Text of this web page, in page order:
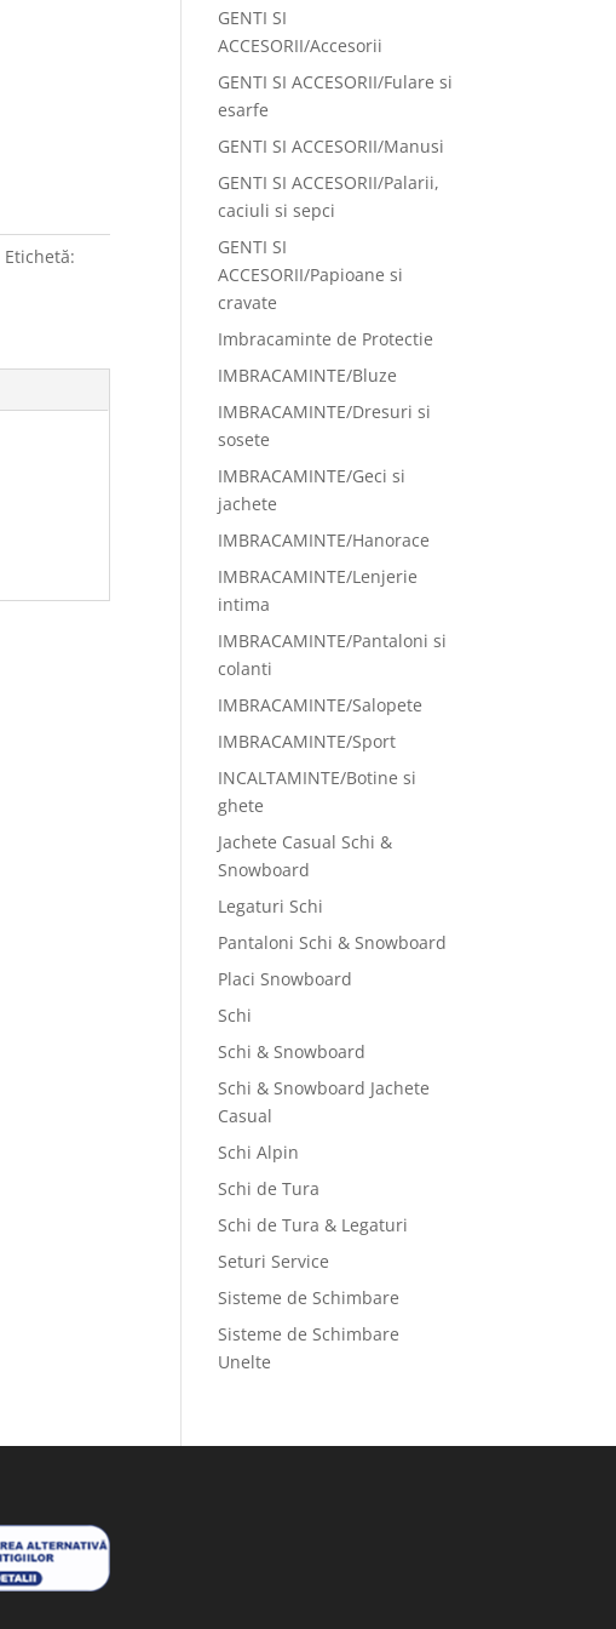
Etichetă:
GENTI SI
ACCESORII/Accesorii
GENTI SI ACCESORII/Fulare si
esarfe
GENTI SI ACCESORII/Manusi
GENTI SI ACCESORII/Palarii,
caciuli si sepci
GENTI SI
ACCESORII/Papioane si
cravate
Imbracaminte de Protectie
IMBRACAMINTE/Bluze
IMBRACAMINTE/Dresuri si
sosete
IMBRACAMINTE/Geci si
jachete
IMBRACAMINTE/Hanorace
IMBRACAMINTE/Lenjerie
intima
IMBRACAMINTE/Pantaloni si
colanti
IMBRACAMINTE/Salopete
IMBRACAMINTE/Sport
INCALTAMINTE/Botine si
ghete
Jachete Casual Schi &
Snowboard
Legaturi Schi
Pantaloni Schi & Snowboard
Placi Snowboard
Schi
Schi & Snowboard
Schi & Snowboard Jachete
Casual
Schi Alpin
Schi de Tura
Schi de Tura & Legaturi
Seturi Service
Sisteme de Schimbare
Sisteme de Schimbare
Unelte